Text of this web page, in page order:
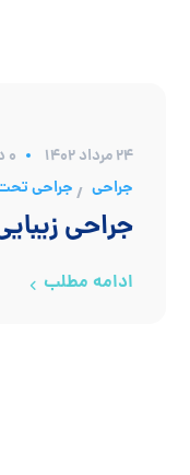
۲۴ مرداد ۱۴۰۲
0 دیدگاه
جراحی /جراحی
جراحی
ادامه مطلب